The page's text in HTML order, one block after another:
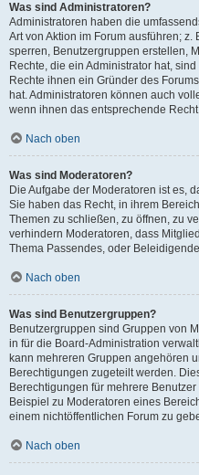
Was sind Administratoren?
Administratoren haben die
Art von Aktion im Forum ausführen;
sperren, Benutzergruppen erstellen,
Rechte, die ein Administrator hat,
Rechte ihnen ein Gründer des
hat. Administratoren können auch
wenn ihnen das entsprechende
Nach oben
Was sind Moderatoren?
Die Aufgabe der Moderatoren ist es,
Sie haben das Recht, in ihrem
Themen zu schließen, zu öffnen, zu
verhindern Moderatoren, dass
Thema Passendes, oder
Nach oben
Was sind Benutzergruppen?
Benutzergruppen sind Gruppen von
in für die Board-Administration
kann mehreren Gruppen angehören
Berechtigungen zugeteilt werden.
Berechtigungen für mehrere
Beispiel zu Moderatoren eines
einem nichtöffentlichen Forum zu
Nach oben